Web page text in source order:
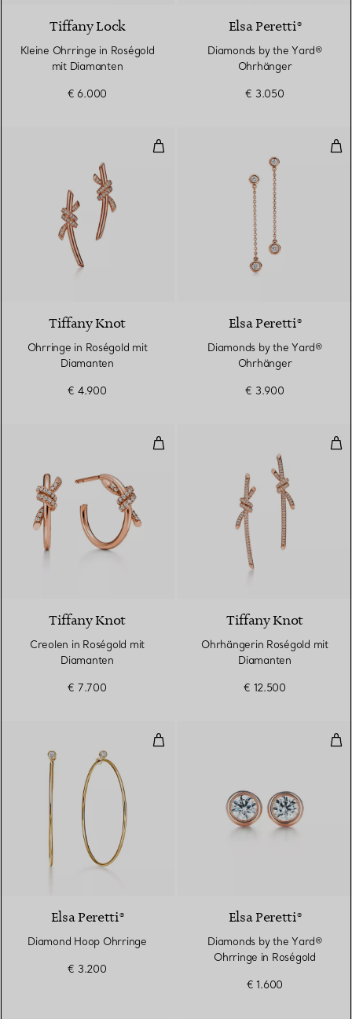
Tiffany Lock
Kleine Ohrringe in Roségold
mit Diamanten
€ 6.000
Elsa Peretti®
Diamonds by the Yard®
Ohrhänger
€ 3.050
Ohrringe in Roségold mit
Tiffany Knot
Ohrringe in Roségold mit
Diamanten
€ 4.900
Elsa Peretti®
Diamonds by the Yard®
Ohrhänger
€ 3.900
Creolen in Roségold mit
3 Materialien
Tiffany Knot
Creolen in Roségold mit
Diamanten
€ 7.700
Tiffany Knot
Ohrhängerin Roségold mit
Diamanten
€ 12.500
Diamond Hoop Ohrringe
Elsa Peretti®
Diamond Hoop Ohrringe
€ 3.200
Elsa Peretti®
Diamonds by the Yard®
Ohrringe in Roségold
€ 1.600